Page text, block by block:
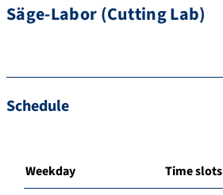
Säge-Labor (Cutting Lab)
Schedule
Weekday Time slots